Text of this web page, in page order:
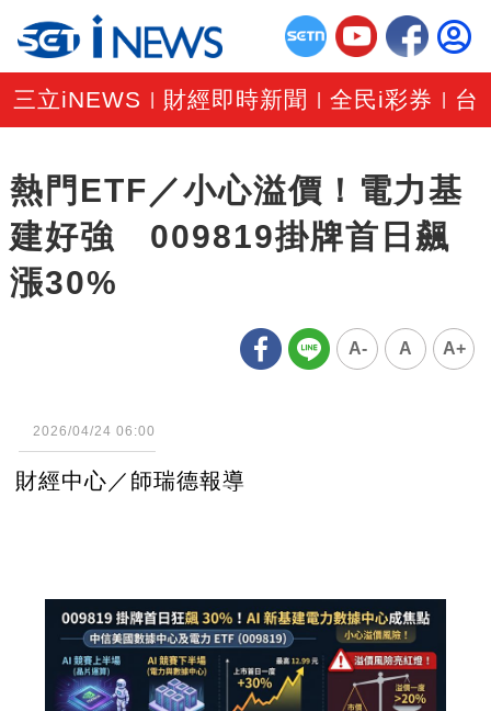
三立iNEWS 財經即時新聞 |全民i彩券 台
熱門ETF／小心溢價！電力基
建好強 009819掛牌首日飆
漲30%
A- A A+
2026/04/24 06:00
財經中心／師瑞德報導